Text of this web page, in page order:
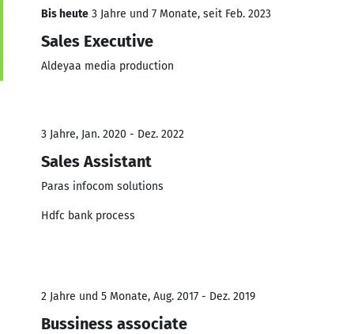
Bis heute 3 Jahre und 7 Monate, seit Feb. 2023
Sales Executive
Aldeyaa media production
3 Jahre, Jan. 2020 - Dez. 2022
Sales Assistant
Paras infocom solutions
Hdfc bank process
2 Jahre und 5 Monate, Aug. 2017 - Dez. 2019
Bussiness associate